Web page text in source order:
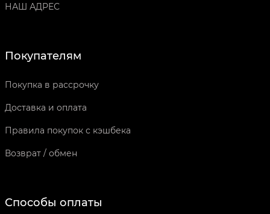
НАШ АДРЕС
Покупателям
Покупка в рассрочку
Доставка и оплата
Правила покупок с кэшбека
Возврат / обмен
Способы оплаты